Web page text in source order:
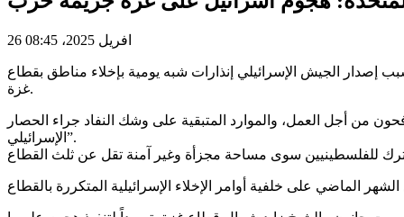
26 افريل 2025، 08:45
إصدار الجيش الإسرائيلي إنذارات شبه يومية بإخلاء مناطق بقطاع
غزة.
من أجل العمل، والموارد المتبقية على وشك النفاد جراء الحصار
الإسرائيلي”.